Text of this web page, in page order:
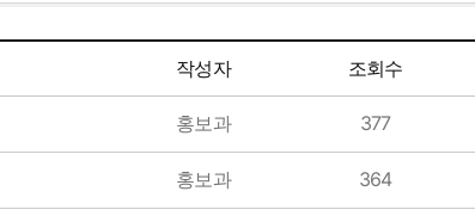
작성자 조회수
홍보과 377
홍보과 364